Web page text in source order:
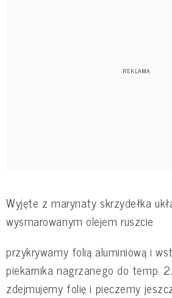
Wyjęte z marynaty skrzydełka
wysmarowanym olejem ruszcie
przykrywamy folią aluminiową i
piekarnika nagrzanego do temp.
zdejmujemy folię i pieczemy